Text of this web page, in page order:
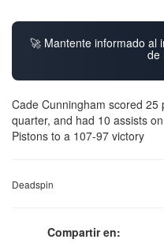
🚀 Mantente informado al
de
Cade Cunningham scored
quarter, and had 10 assists
Pistons to a 107-97 victory
Deadspin
Compartir en: